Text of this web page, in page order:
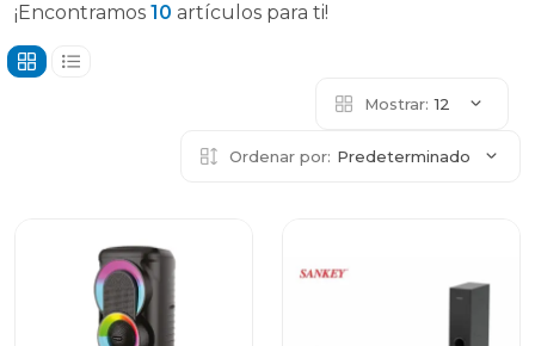
¡Encontramos 10 artículos para ti!
Mostrar: 12
Ordenar por: Predeterminado